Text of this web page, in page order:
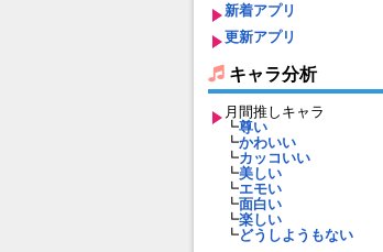
新着アプリ
更新アプリ
キャラ分析
月間推しキャラ
┗尊い
┗かわいい
┗カッコいい
┗美しい
┗エモい
┗面白い
┗楽しい
┗どうしようもない